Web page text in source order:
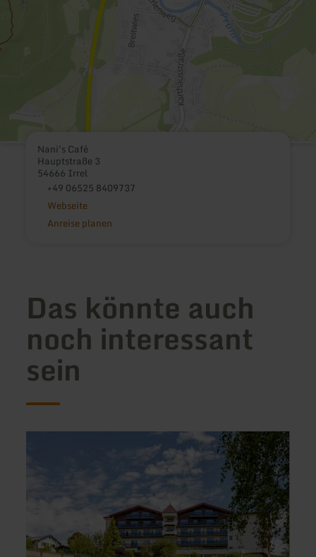
Nani's Café
Hauptstraße 3
54666 Irrel
+49 06525 8409737
Webseite
Anreise planen
Das könnte auch
noch interessant
sein
mehr
zu: